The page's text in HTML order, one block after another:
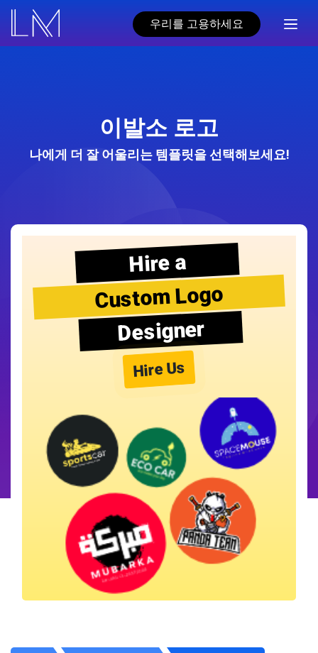
우리를 고용하세요
이발소 로고
나에게 더 잘 어울리는 템플릿을 선택해보세요!
Hire a
Custom Logo
Designer
Hire Us